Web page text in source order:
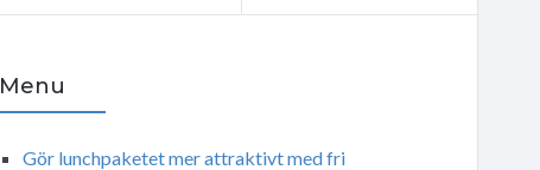
Menu
Gör lunchpaketet mer attraktivt med fri